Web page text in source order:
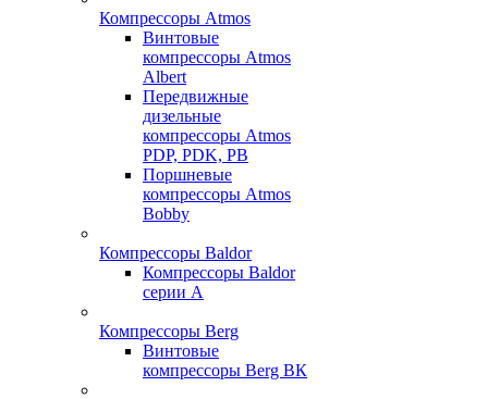
Компрессоры Atmos
Винтовые
компрессоры Atmos
Albert
Передвижные
дизельные
компрессоры Atmos
PDP, PDK, PB
Поршневые
компрессоры Atmos
Bobby
Компрессоры Baldor
Компрессоры Baldor
серии A
Компрессоры Berg
Винтовые
компрессоры Berg ВК